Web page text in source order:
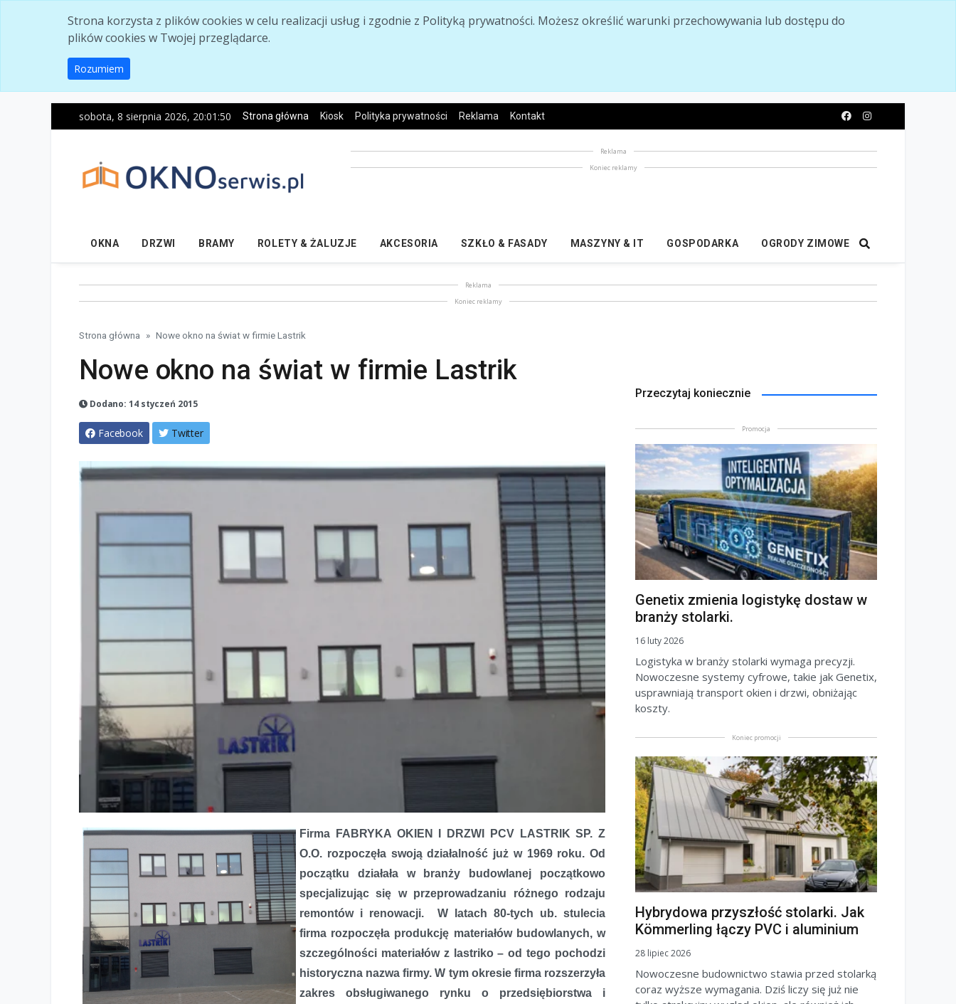
Strona korzysta z plików cookies w celu realizacji usług i zgodnie z Polityką prywatności. Możesz określić warunki przechowywania lub dostępu do
plików cookies w Twojej przeglądarce.
Rozumiem
sobota, 8 sierpnia 2026, 20:01:51 Strona główna Kiosk Polityka prywatności Reklama Kontakt
Reklama
Koniec reklamy
OKNA DRZWI BRAMY ROLETY & ŻALUZJE AKCESORIA SZKŁO & FASADY MASZYNY & IT GOSPODARKA OGRODY ZIMOWE
Reklama
Koniec reklamy
Strona główna Nowe okno na świat w firmie Lastrik
Nowe okno na świat w firmie Lastrik
Dodano: 14 styczeń 2015
Facebook Twitter
Nowe okno na świat w firmie Lastrik
Firma FABRYKA OKIEN I DRZWI PCV LASTRIK SP. Z
O.O. rozpoczęła swoją działalność już w 1969 roku. Od
początku działała w branży budowlanej początkowo
specjalizując się w przeprowadzaniu różnego rodzaju
remontów i renowacji. W latach 80-tych ub. stulecia
firma rozpoczęła produkcję materiałów budowlanych, w
szczególności materiałów z lastriko – od tego pochodzi
historyczna nazwa firmy. W tym okresie firma rozszerzyła
zakres obsługiwanego rynku o przedsiębiorstwa i
Przeczytaj koniecznie
Promocja
Genetix zmienia logistykę dostaw w
branży stolarki.
16 luty 2026
Logistyka w branży stolarki wymaga precyzji.
Nowoczesne systemy cyfrowe, takie jak Genetix,
usprawniają transport okien i drzwi, obniżając
koszty.
Koniec promocji
Hybrydowa przyszłość stolarki. Jak
Kömmerling łączy PVC i aluminium
28 lipiec 2026
Nowoczesne budownictwo stawia przed stolarką
coraz wyższe wymagania. Dziś liczy się już nie